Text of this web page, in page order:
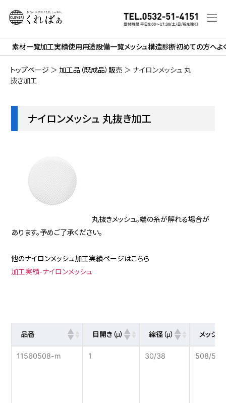
素材一覧加工実績使用用途設備一覧メッシュ構造診断初めての方へよ
トップページ ＞ 加工品（既成品）販売 ＞ ナイロンメッシュ 丸
抜き加工
ナイロンメッシュ 丸抜き加工
丸抜きメッシュ。端の糸が解れる場合が
あります。予めご了承ください。
他のナイロンメッシュ加工実績ページはこちら
加工実績-ナイロンメッシュ
品番 目開き（μ） 線径（μ） メッシ
11560508-m 1 30/38 508/585